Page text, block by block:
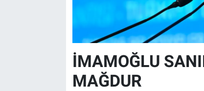
İMAMOĞLU
MAĞDUR